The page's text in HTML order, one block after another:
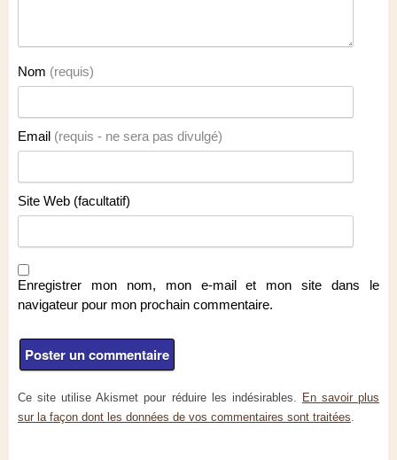
Nom (requis)
Email (requis - ne sera pas divulgé)
Site Web (facultatif)
Enregistrer mon nom, mon e-mail et mon site dans le
navigateur pour mon prochain commentaire.
Ce site utilise Akismet pour réduire les indésirables. En savoir plus
sur la façon dont les données de vos commentaires sont traitées.